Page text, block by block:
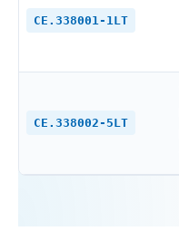
CE.338001-1LT
CE.338002-5LT